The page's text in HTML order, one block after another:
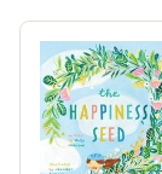
Onjali Rauf,Will
Prue Leith,Jonathan
Meades,Chris
Philip Ardagh,Mary
Beard,Brian Catling,
Shami Chakrabarti,
Cleave,Peter J
Lindsey Davis